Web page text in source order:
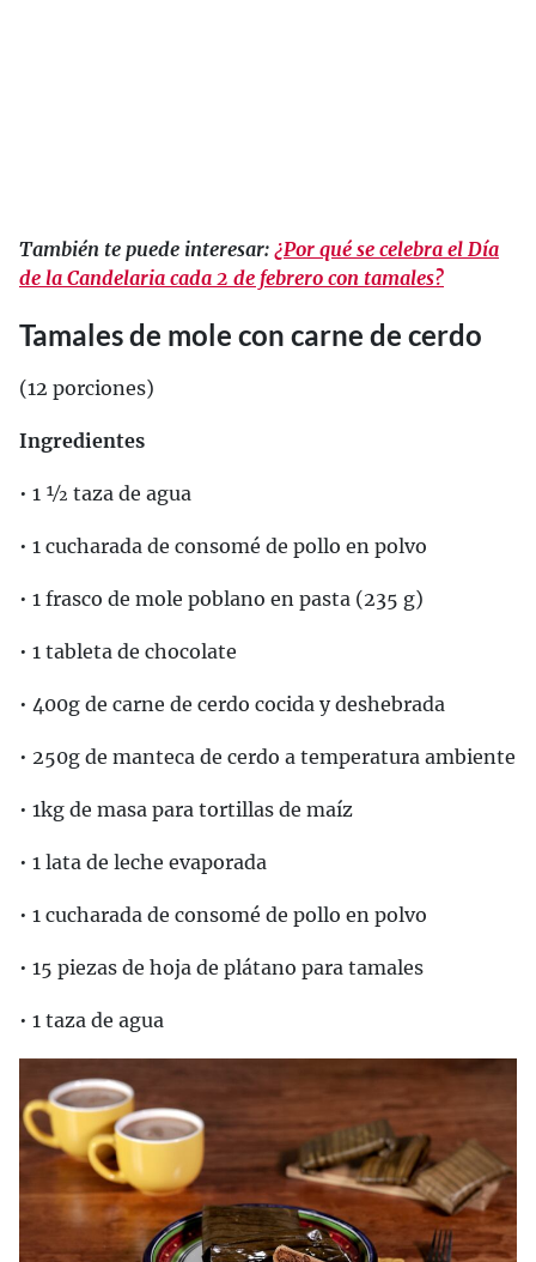
También te puede interesar: ¿Por qué se celebra el Día
de la Candelaria cada 2 de febrero con tamales?
Tamales de mole con carne de cerdo
(12 porciones)
Ingredientes
• 1 ½ taza de agua
• 1 cucharada de consomé de pollo en polvo
• 1 frasco de mole poblano en pasta (235 g)
• 1 tableta de chocolate
• 400g de carne de cerdo cocida y deshebrada
• 250g de manteca de cerdo a temperatura ambiente
• 1kg de masa para tortillas de maíz
• 1 lata de leche evaporada
• 1 cucharada de consomé de pollo en polvo
• 15 piezas de hoja de plátano para tamales
• 1 taza de agua